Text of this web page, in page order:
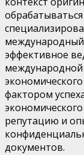
международный
эффективное
международной
фактором
репутацию и
документов.